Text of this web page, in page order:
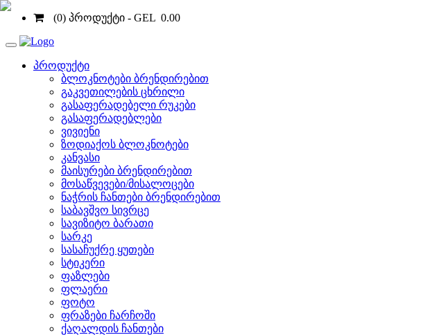
(0) პროდუქტი - GEL 0.00
Toggle
navigationპროდუქტი
ბლოკნოტები ბრენდირებით
გაკვეთილების ცხრილი
გასაფერადებელი რუკები
გასაფერადებლები
ვივიენი
ზოდიაქოს ბლოკნოტები
კანვასი
მაისურები ბრენდირებით
მოსაწვევები/მისალოცები
ნაჭრის ჩანთები ბრენდირებით
საბავშვო სივრცე
სავიზიტო ბარათი
სარკე
სასაჩუქრე ყუთები
სტიკერი
ფაზლები
ფლაერი
ფოტო
ფრაზები ჩარჩოში
ქაღალდის ჩანთები
მთავარი»სავიზიტო ბარათი »კატეგორიები »
შეგიძიათ დაამატოთ/ შეცვალოთ ტექსტი და სურათები,
როდეცაც დაასრულებთ ნიმუშის გაკეთებას, დააჭირეთ
გაიმეორეთ იგივე ყველა გვერდის შემთხვევაში, და დააჭირეთ
წინა
სავალდებულო
უკან
დამატებითი